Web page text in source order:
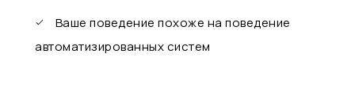
Ваше поведение похоже на поведение
автоматизированных систем